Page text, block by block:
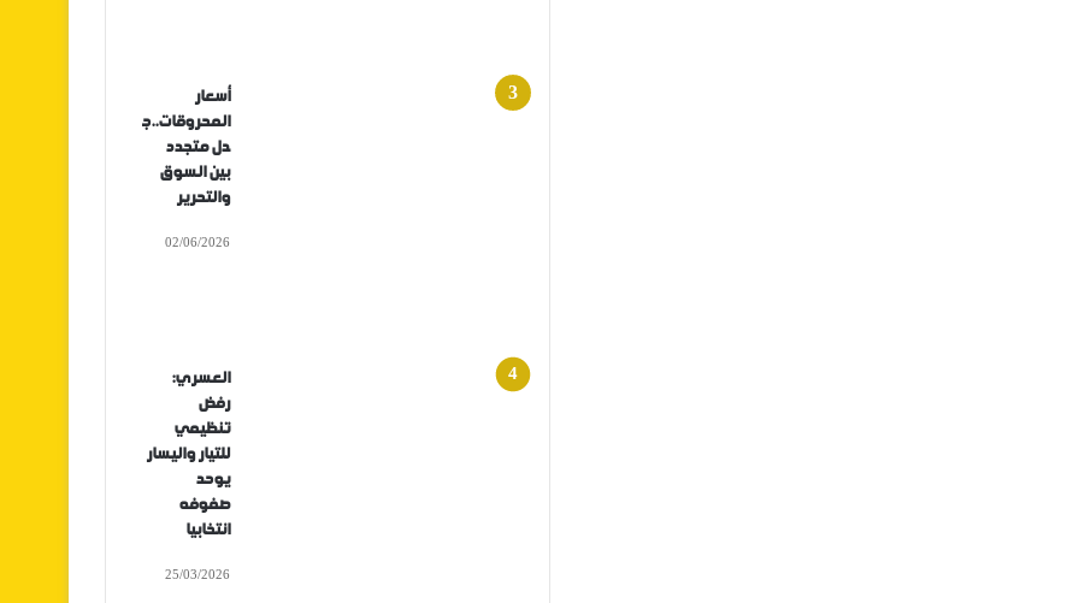
أسعار
المحروقات..ج
دل متجدد
بين السوق
والتحرير
02/06/2026
العسري:
رفض
تنظيمي
للتيار واليسار
يوحد
صفوفه
انتخابيا
25/03/2026